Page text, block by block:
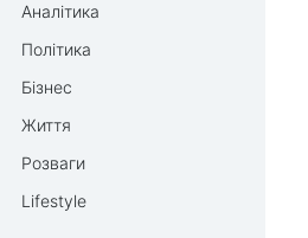
Аналітика
Політика
Бізнес
Життя
Розваги
Lifestyle